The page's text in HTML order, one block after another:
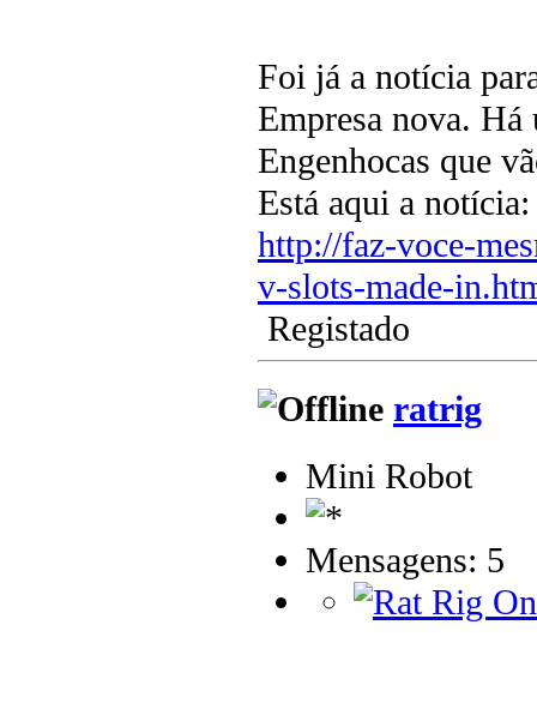
Foi já a notícia
Empresa nova. Há
Engenhocas que
Está aqui a notícia:
http://faz-voce-
v-slots-made-
Registado
ratrig
Mini Robot
Mensagens: 5